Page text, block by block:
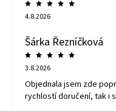
4.8.2026
Šárka Řezníčková
3.8.2026
Objednala jsem zde
rychlostí doručení, tak i